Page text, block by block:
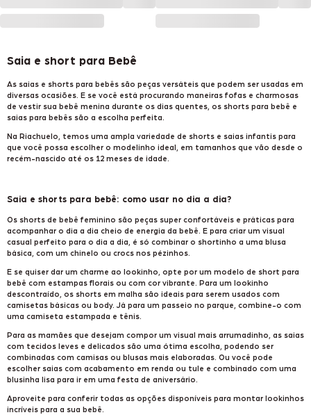
Saia e short para Bebê
As saias e shorts para bebês são peças versáteis que podem ser usadas em
diversas ocasiões. E se você está procurando maneiras fofas e charmosas
de vestir sua bebê menina durante os dias quentes, os shorts para bebê e
saias para bebês são a escolha perfeita.
Na Riachuelo, temos uma ampla variedade de shorts e saias infantis para
que você possa escolher o modelinho ideal, em tamanhos que vão desde o
recém-nascido até os 12 meses de idade.
Saia e shorts para bebê: como usar no dia a dia?
Os shorts de bebê feminino são peças super confortáveis e práticas para
acompanhar o dia a dia cheio de energia da bebê. E para criar um visual
casual perfeito para o dia a dia, é só combinar o shortinho a uma blusa
básica, com um chinelo ou crocs nos pézinhos.
E se quiser dar um charme ao lookinho, opte por um modelo de short para
bebê com estampas florais ou com cor vibrante. Para um lookinho
descontraído, os shorts em malha são ideais para serem usados com
camisetas básicas ou body. Já para um passeio no parque, combine-o com
uma camiseta estampada e tênis.
Para as mamães que desejam compor um visual mais arrumadinho, as saias
com tecidos leves e delicados são uma ótima escolha, podendo ser
combinadas com camisas ou blusas mais elaboradas. Ou você pode
escolher saias com acabamento em renda ou tule e combinado com uma
blusinha lisa para ir em uma festa de aniversário.
Aproveite para conferir todas as opções disponíveis para montar lookinhos
incríveis para a sua bebê.